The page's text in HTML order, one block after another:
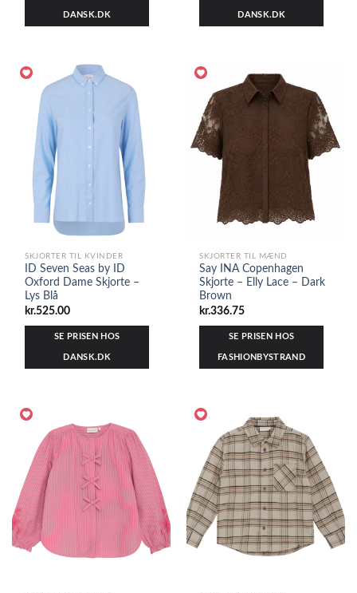
DANSK.DK DANSK.DK
SKJORTER TIL KVINDER
ID Seven Seas by ID
Oxford Dame Skjorte –
Lys Blå
kr.525.00
SE PRISEN HOS
DANSK.DK
SKJORTER TIL MÆND
Say INA Copenhagen
Skjorte – Elly Lace – Dark
Brown
kr.336.75
SE PRISEN HOS
FASHIONBYSTRAND